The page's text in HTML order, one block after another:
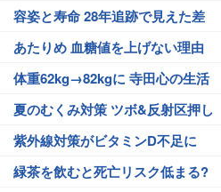
容姿と寿命 28年追跡で見えた差
あたりめ 血糖値を上げない理由
体重62kg→82kgに 寺田心の生活
夏のむくみ対策 ツボ&反射区押し
紫外線対策がビタミンD不足に
緑茶を飲むと死亡リスク低まる?